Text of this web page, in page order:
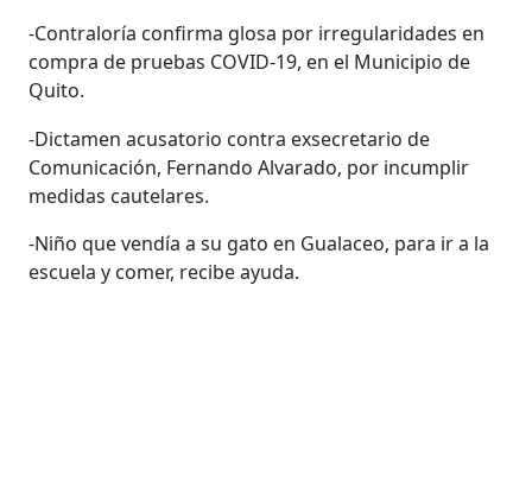
-Contraloría confirma glosa por irregularidades en
compra de pruebas COVID-19, en el Municipio de
Quito.
-Dictamen acusatorio contra exsecretario de
Comunicación, Fernando Alvarado, por incumplir
medidas cautelares.
-Niño que vendía a su gato en Gualaceo, para ir a la
escuela y comer, recibe ayuda.